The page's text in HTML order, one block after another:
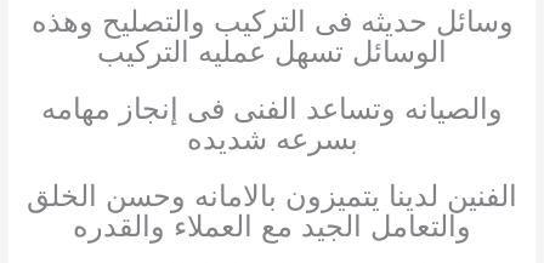
وسائل حديثه فى التركيب والتصليح وهذه
الوسائل تسهل عمليه التركيب
والصيانه وتساعد الفنى فى إنجاز مهامه
بسرعه شديده
الفنين لدينا يتميزون بالامانه وحسن الخلق
والتعامل الجيد مع العملاء والقدره